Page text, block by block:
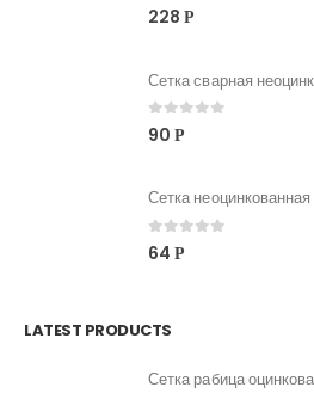
0out of 5
228 Р
0out of 5
90 Р
0out of 5
64 Р
LATEST PRODUCTS
Сетка рабица